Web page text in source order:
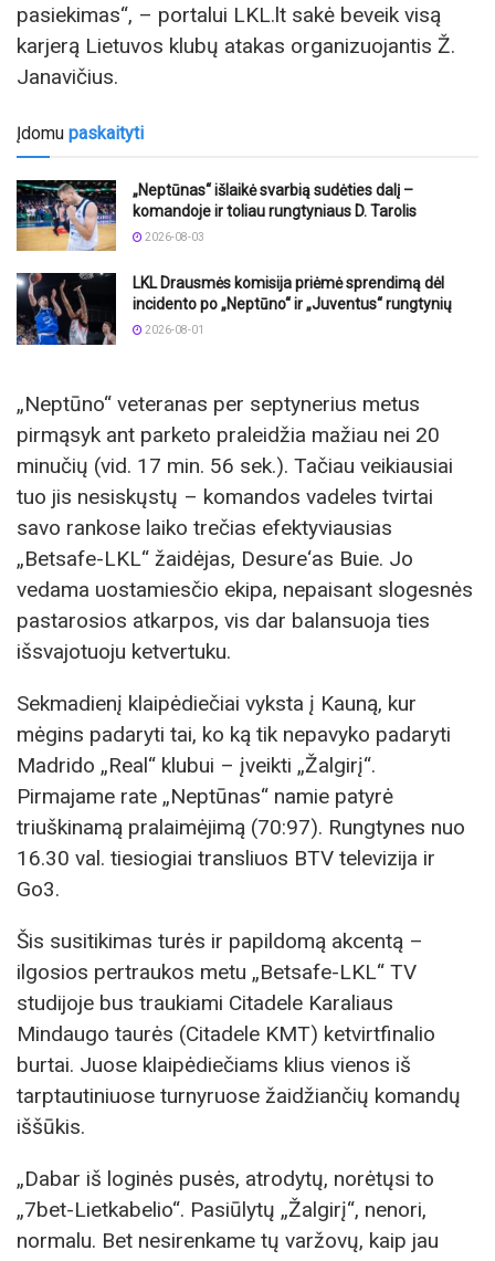
pasiekimas“, – portalui LKL.lt sakė beveik visą
karjerą Lietuvos klubų atakas organizuojantis Ž.
Janavičius.
Įdomu paskaityti
„Neptūnas“ išlaikė svarbią sudėties dalį –
komandoje ir toliau rungtyniaus D. Tarolis
2026-08-03
LKL Drausmės komisija priėmė sprendimą dėl
incidento po „Neptūno“ ir „Juventus“ rungtynių
2026-08-01
„Neptūno“ veteranas per septynerius metus
pirmąsyk ant parketo praleidžia mažiau nei 20
minučių (vid. 17 min. 56 sek.). Tačiau veikiausiai
tuo jis nesiskųstų – komandos vadeles tvirtai
savo rankose laiko trečias efektyviausias
„Betsafe-LKL“ žaidėjas, Desure‘as Buie. Jo
vedama uostamiesčio ekipa, nepaisant slogesnės
pastarosios atkarpos, vis dar balansuoja ties
išsvajotuoju ketvertuku.
Sekmadienį klaipėdiečiai vyksta į Kauną, kur
mėgins padaryti tai, ko ką tik nepavyko padaryti
Madrido „Real“ klubui – įveikti „Žalgirį“.
Pirmajame rate „Neptūnas“ namie patyrė
triuškinamą pralaimėjimą (70:97). Rungtynes nuo
16.30 val. tiesiogiai transliuos BTV televizija ir
Go3.
Šis susitikimas turės ir papildomą akcentą –
ilgosios pertraukos metu „Betsafe-LKL“ TV
studijoje bus traukiami Citadele Karaliaus
Mindaugo taurės (Citadele KMT) ketvirtfinalio
burtai. Juose klaipėdiečiams klius vienos iš
tarptautiniuose turnyruose žaidžiančių komandų
iššūkis.
„Dabar iš loginės pusės, atrodytų, norėtųsi to
„7bet-Lietkabelio“. Pasiūlytų „Žalgirį“, nenori,
normalu. Bet nesirenkame tų varžovų, kaip jau